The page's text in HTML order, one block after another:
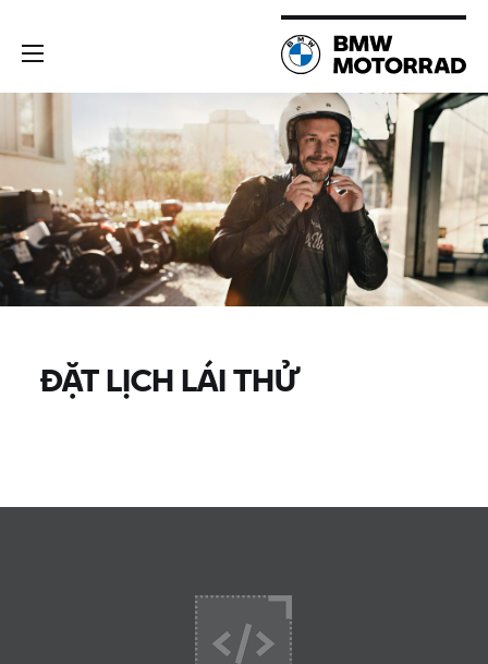
ĐẶT LỊCH LÁI THỬ